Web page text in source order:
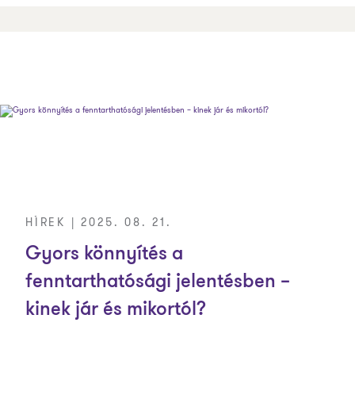
HÍREK | 2025. 08. 21.
Gyors könnyítés a
fenntarthatósági jelentésben –
kinek jár és mikortól?